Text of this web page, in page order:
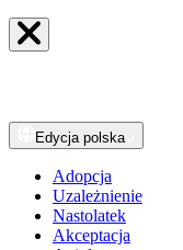
Edycja polska
Adopcja
Uzależnienie
Nastolatek
Akceptacja